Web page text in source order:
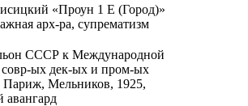
«Проун 1 Е (Город)»
арх-ра, супрематизм
СССР к Международной
совр-ых дек-ых и пром-ых
Париж, Мельников, 1925,
авангард